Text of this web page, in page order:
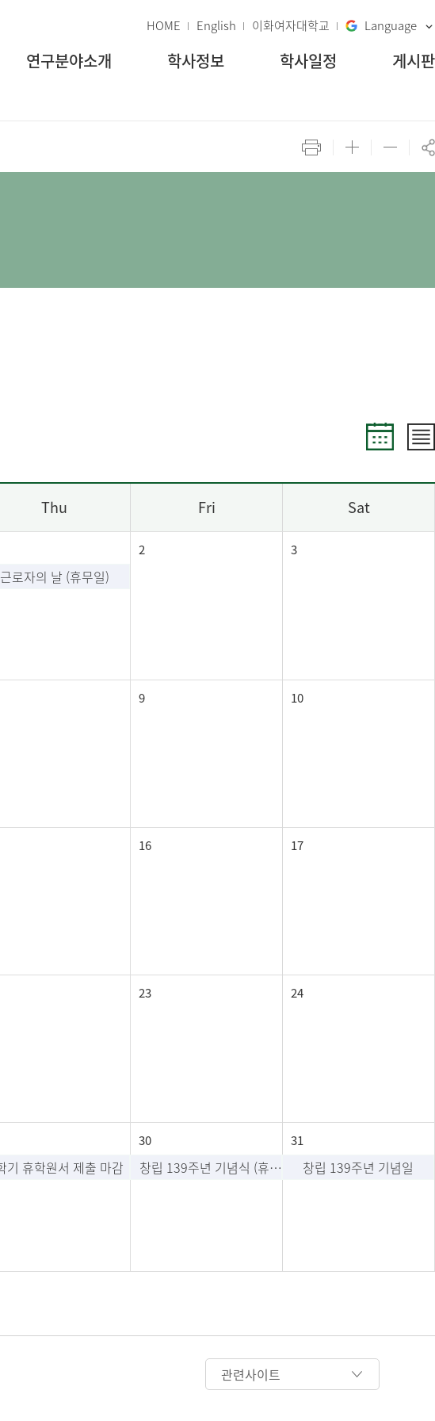
HOME English 이화여자대학교 Language
연구분야소개 학사정보 학사일정 게시판
Thu Fri Sat
2 3
근로자의 날 (휴무일)
9 10
16 17
23 24
30 31
기 휴학원서 제출 마감 창립 139주년 기념식 (휴무일) 창립 139주년 기념일
관련사이트